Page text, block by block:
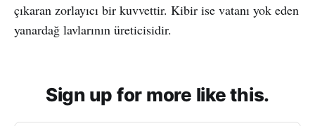
çıkaran zorlayıcı bir kuvvettir. Kibir ise vatanı yok eden
yanardağ lavlarının üreticisidir.
Sign up for more like this.